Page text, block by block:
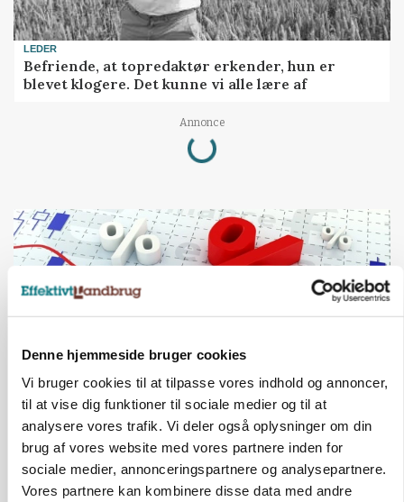
Denne hjemmeside bruger cookies
Vi bruger cookies til at tilpasse vores indhold og annoncer,
til at vise dig funktioner til sociale medier og til at
analysere vores trafik. Vi deler også oplysninger om din
brug af vores website med vores partnere inden for
sociale medier, annonceringspartnere og analysepartnere.
Vores partnere kan kombinere disse data med andre
LEDER
Befriende, at topredaktør erkender, hun er
blevet klogere. Det kunne vi alle lære af
Annonce
Loading...
MARKED
Olieprisfald og fredshåb sender F5-renten ned
på 3 procent